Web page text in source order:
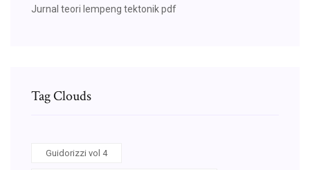
Jurnal teori lempeng tektonik pdf
Tag Clouds
Guidorizzi vol 4